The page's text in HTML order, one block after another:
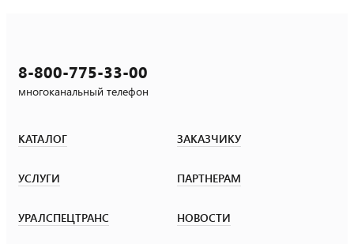
8-800-775-33-00
многоканальный телефон
КАТАЛОГ ЗАКАЗЧИКУ
УСЛУГИ ПАРТНЕРАМ
УРАЛСПЕЦТРАНС НОВОСТИ